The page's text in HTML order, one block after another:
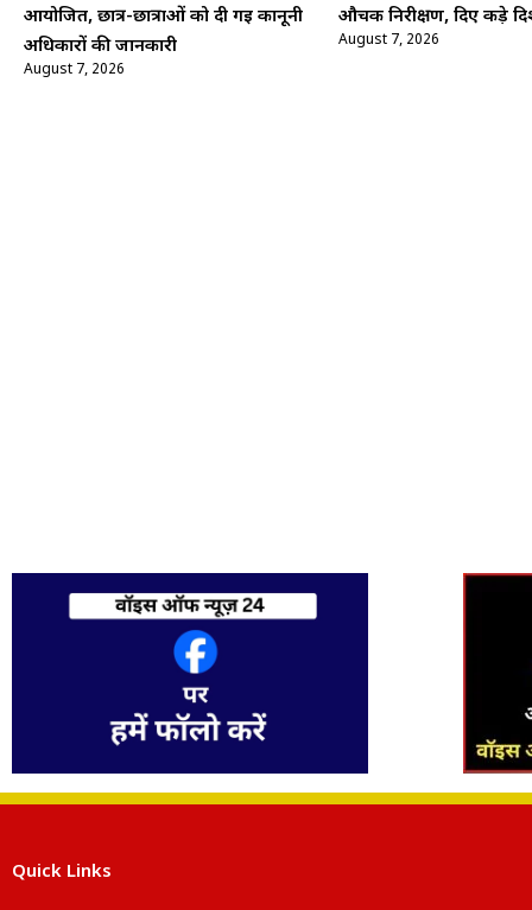
आयोजित, छात्र-छात्राओं को दी गई कानूनी
अधिकारों की जानकारी
August 7, 2026
औचक निरीक्षण, दिए कड़े
August 7, 2026
Quick Links